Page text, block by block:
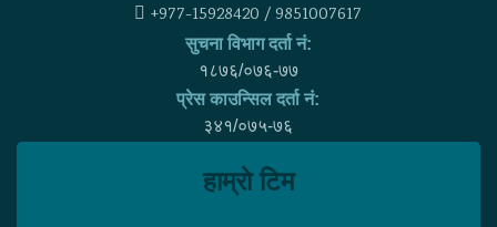
+977-15928420 / 9851007617
सुचना विभाग दर्ता नं:
१८७६/०७६-७७
प्रेस काउन्सिल दर्ता नं:
३४१/०७५-७६
हाम्राे टिम